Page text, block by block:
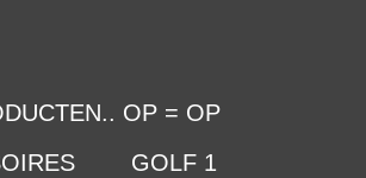
OP = OP
GOLF 1